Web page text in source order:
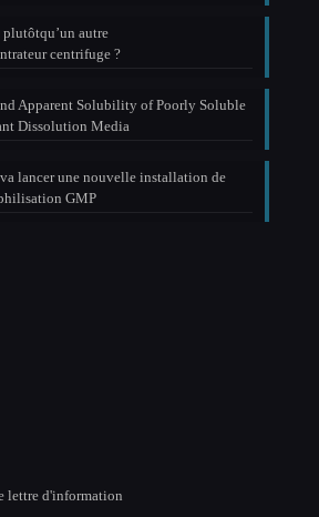
autre
centrifuge ?
Apparent Solubility of Poorly Soluble
Dissolution Media
lancer une nouvelle installation de
GMP
lettre d'information